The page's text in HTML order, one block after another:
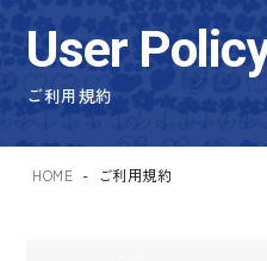
User
ご利用規約
HOME ご利用規約